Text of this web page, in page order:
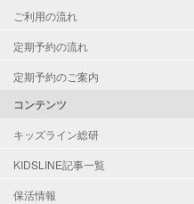
ご利用の流れ
定期予約の流れ
定期予約のご案内
コンテンツ
キッズライン総研
KIDSLINE記事一覧
保活情報